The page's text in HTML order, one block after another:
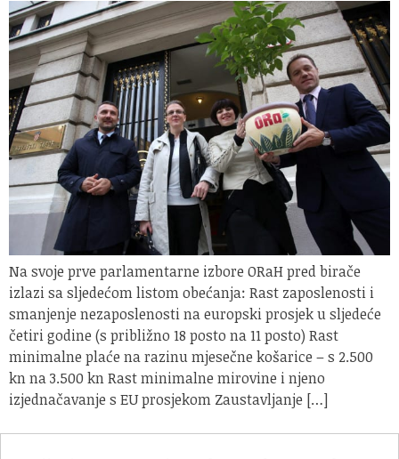
Na svoje prve parlamentarne izbore ORaH pred birače
izlazi sa sljedećom listom obećanja: Rast zaposlenosti i
smanjenje nezaposlenosti na europski prosjek u sljedeće
četiri godine (s približno 18 posto na 11 posto) Rast
minimalne plaće na razinu mjesečne košarice – s 2.500
kn na 3.500 kn Rast minimalne mirovine i njeno
izjednačavanje s EU prosjekom Zaustavljanje […]